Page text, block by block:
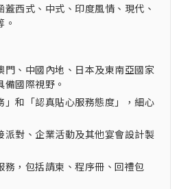
西式、中式、印度風情、現代、
門、中國內地、日本及東南亞國家
國際視野。
」和「認真貼心服務態度」，細心
派對、企業活動及其他宴會設計製
務，包括請柬、程序冊、回禮包